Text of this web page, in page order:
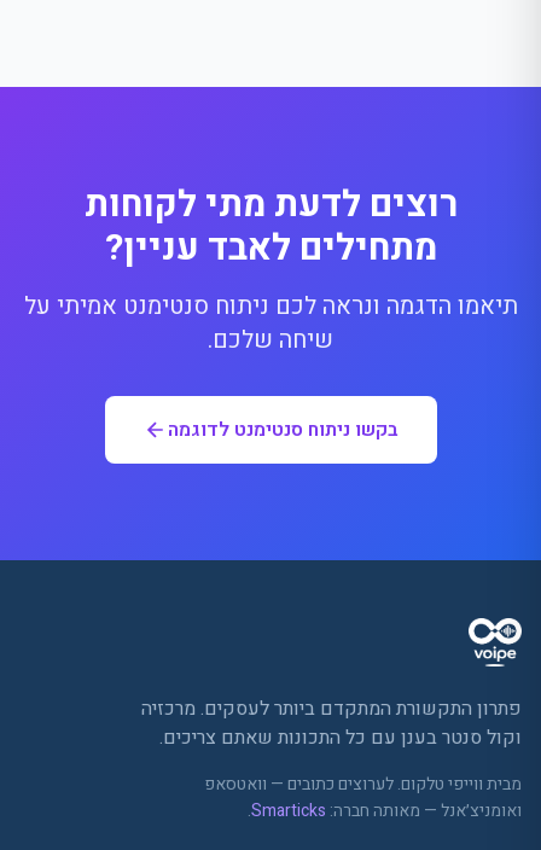
רוצים לדעת מתי לקוחות
מתחילים לאבד עניין?
תיאמו הדגמה ונראה לכם ניתוח סנטימנט אמיתי על
שיחה שלכם.
בקשו ניתוח סנטימנט לדוגמה
פתרון התקשורת המתקדם ביותר לעסקים. מרכזיה
וקול סנטר בענן עם כל התכונות שאתם צריכים.
מבית ווייפי טלקום. לערוצים כתובים — וואטסאפ
ואומניצ׳אנל — מאותה חברה: Smarticks
.